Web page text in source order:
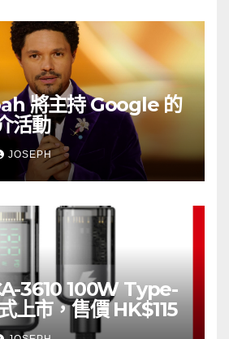
將主持 Google 的
活動
JOSEPH
3610 100W Type-
上市，售價 HK$115